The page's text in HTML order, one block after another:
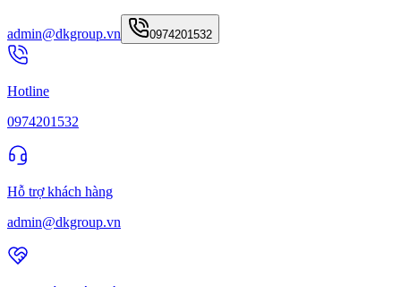
admin@dkgroup.vn 0974201532
Hotline
0974201532
Hỗ trợ khách hàng
admin@dkgroup.vn